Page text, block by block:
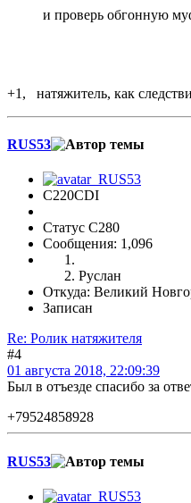
и проверь обгонную
+1, натяжитель, как
RUS53
C220CDI
Статус C280
Сообщения: 1,096
Руслан
Откуда: Великий
Записан
Re: Ролик натяжителя
#4
01 августа 2018, 22:09:39
Был в отъезде спасибо за
+79524858928
RUS53